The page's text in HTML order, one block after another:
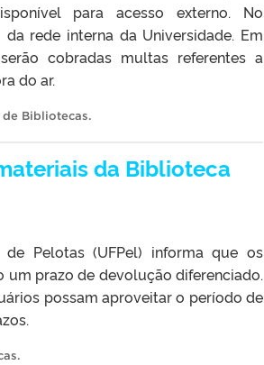
para acesso externo. No
rede interna da Universidade. Em
cobradas multas referentes a
do ar.
de Bibliotecas.
da Biblioteca
Pelotas (UFPel) informa que os
prazo de devolução diferenciado.
possam aproveitar o período de
.